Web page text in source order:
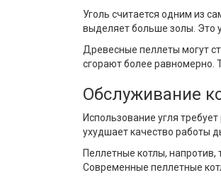
Уголь считается одним из
выделяет больше золы. Это
Древесные пеллеты могут
сгорают более равномерно.
Обслуживание
Использование угля
ухудшает качество работы
Пеллетные котлы, напротив,
Современные пеллетные